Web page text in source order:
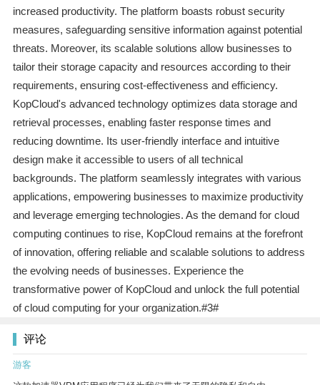
increased productivity. The platform boasts robust security
measures, safeguarding sensitive information against potential
threats. Moreover, its scalable solutions allow businesses to
tailor their storage capacity and resources according to their
requirements, ensuring cost-effectiveness and efficiency.
KopCloud's advanced technology optimizes data storage and
retrieval processes, enabling faster response times and
reducing downtime. Its user-friendly interface and intuitive
design make it accessible to users of all technical
backgrounds. The platform seamlessly integrates with various
applications, empowering businesses to maximize productivity
and leverage emerging technologies. As the demand for cloud
computing continues to rise, KopCloud remains at the forefront
of innovation, offering reliable and scalable solutions to address
the evolving needs of businesses. Experience the
transformative power of KopCloud and unlock the full potential
of cloud computing for your organization.#3#
评论
游客